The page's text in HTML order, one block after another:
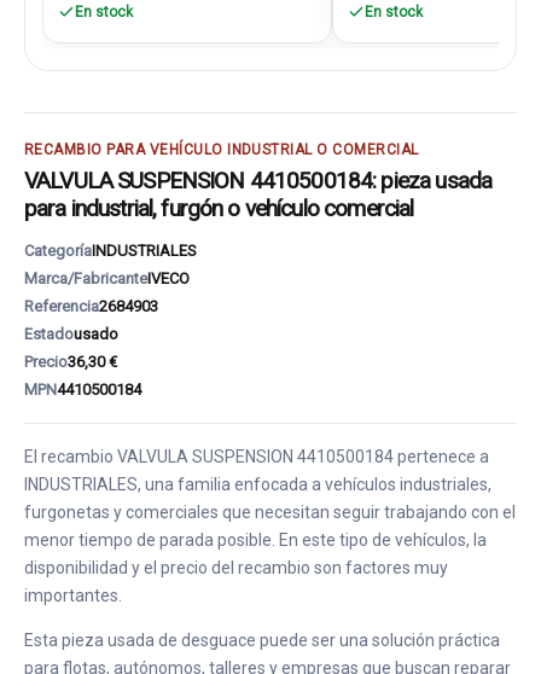
En stock En stock
RECAMBIO PARA VEHÍCULO INDUSTRIAL O COMERCIAL
VALVULA SUSPENSION 4410500184: pieza usada
para industrial, furgón o vehículo comercial
CategoríaINDUSTRIALES
Marca/FabricanteIVECO
Referencia2684903
Estadousado
Precio36,30 €
MPN4410500184
El recambio VALVULA SUSPENSION 4410500184 pertenece a
INDUSTRIALES, una familia enfocada a vehículos industriales,
furgonetas y comerciales que necesitan seguir trabajando con el
menor tiempo de parada posible. En este tipo de vehículos, la
disponibilidad y el precio del recambio son factores muy
importantes.
Esta pieza usada de desguace puede ser una solución práctica
para flotas, autónomos, talleres y empresas que buscan reparar